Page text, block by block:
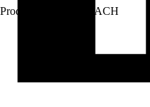
Prodej přes: HORNBACH